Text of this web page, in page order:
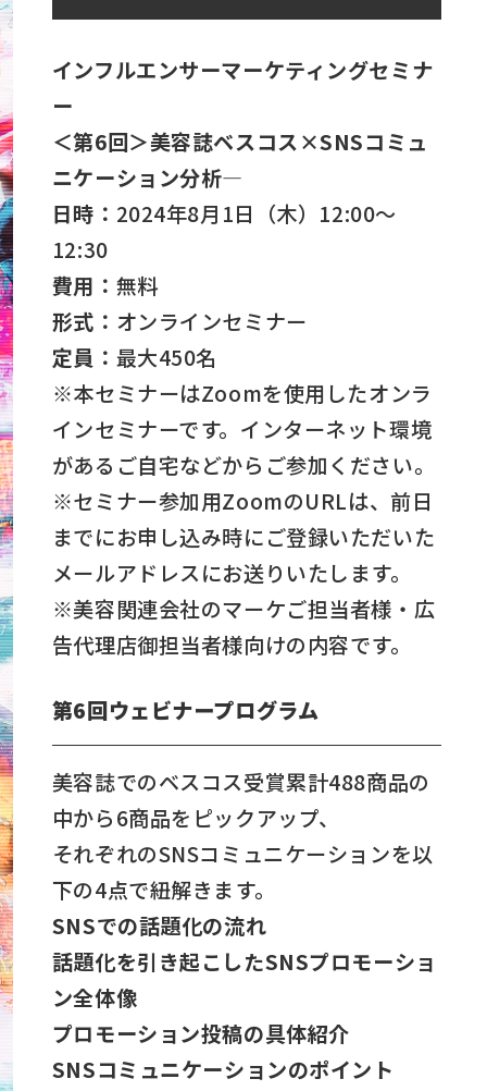
インフルエンサーマーケティングセミナ
ー
＜第6回＞美容誌ベスコス×SNSコミュ
ニケーション分析―
日時： 2024年8月1日（木）12:00～
12:30
費用： 無料
形式： オンラインセミナー
定員： 最大450名
※本セミナーはZoomを使用したオンラ
インセミナーです。インターネット環境
があるご自宅などからご参加ください。
※セミナー参加用ZoomのURLは、前日
までにお申し込み時にご登録いただいた
メールアドレスにお送りいたします。
※美容関連会社のマーケご担当者様・広
告代理店御担当者様向けの内容です。
第6回ウェビナープログラム
美容誌でのベスコス受賞累計488商品の
中から6商品をピックアップ、
それぞれのSNSコミュニケーションを以
下の4点で紐解きます。
SNSでの話題化の流れ
話題化を引き起こしたSNSプロモーショ
ン全体像
プロモーション投稿の具体紹介
SNSコミュニケーションのポイント